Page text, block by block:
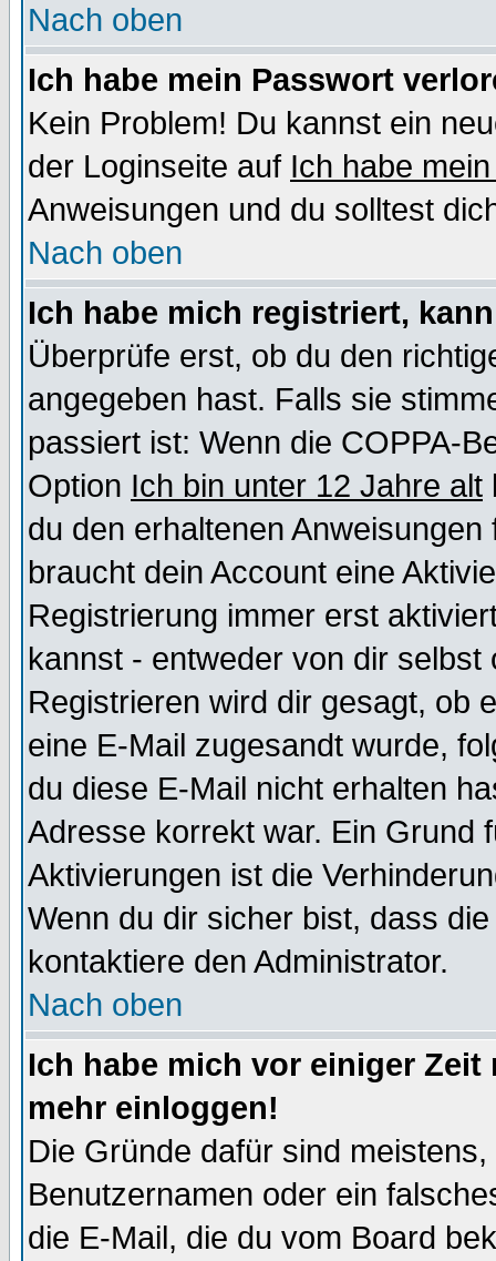
Nach oben
Ich habe mein Passwort
Kein Problem! Du kannst ein
der Loginseite auf Ich habe
Anweisungen und du solltest
Nach oben
Ich habe mich registriert,
Überprüfe erst, ob du den
angegeben hast. Falls sie
passiert ist: Wenn die COPPA-
Option Ich bin unter 12 Jahre alt
du den erhaltenen
braucht dein Account eine
Registrierung immer erst
kannst - entweder von dir selbst
Registrieren wird dir gesagt, ob
eine E-Mail zugesandt wurde,
du diese E-Mail nicht erhalten
Adresse korrekt war. Ein Grund
Aktivierungen ist die
Wenn du dir sicher bist, dass
kontaktiere den Administrator.
Nach oben
Ich habe mich vor einiger
mehr einloggen!
Die Gründe dafür sind
Benutzernamen oder ein
die E-Mail, die du vom Board